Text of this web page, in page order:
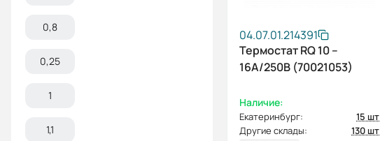
0,8
0,25
1
1,1
04.07.01.214391
Термостат RQ 10 –
16A/250В (70021053)
Наличие:
Екатеринбург:
15 шт
Другие склады:
130 шт